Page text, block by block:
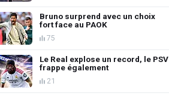
Bruno surprend avec un choix
fort face au PAOK
75
Le Real explose un record, le PSV
frappe également
21